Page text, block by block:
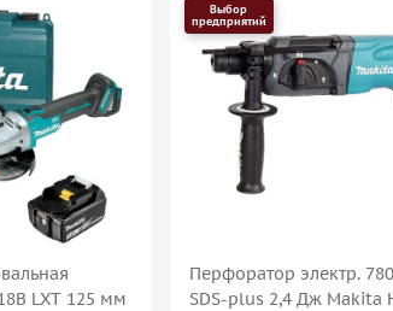
LXT 125 мм
Выбор
предприятий
Перфоратор электр.
SDS-plus 2,4 Дж Makita